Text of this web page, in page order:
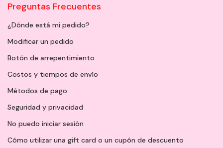
Preguntas Frecuentes
¿Dónde está mi pedido?
Modificar un pedido
Botón de arrepentimiento
Costos y tiempos de envío
Métodos de pago
Seguridad y privacidad
No puedo iniciar sesión
Cómo utilizar una gift card o un cupón de descuento